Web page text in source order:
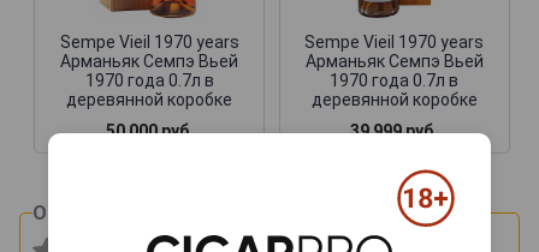
Sempe Vieil 1970 years
Арманьяк Семпэ Вьей
1970 года 0.7л в
деревянной коробке
50 000 руб.
Sempe Vieil 1970 years
Арманьяк Семпэ Вьей
1970 года 0.7л в
деревянной коробке
39 999 руб.
Оцените и напишите отзыв: